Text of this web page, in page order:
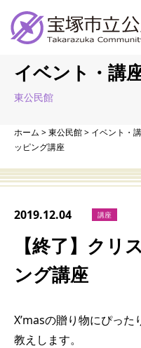
イベント・講
東公民館
ホーム >東公民館> イベント・
ッピング講座
2019.12.04 講座
【終了】クリ
ング講座
X’masの贈り物にぴっ
教えします。